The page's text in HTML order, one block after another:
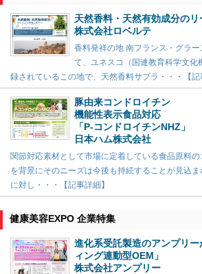
天然香料・天然有効成分の
株式会社ロベルテ
香料発祥の地 南フランス・グラ
て、ユネスコ（国連教育科学文化
録されているこの地で、天然香料サプラ・・・【記
豚由来コンドロイチン
機能性表示食品対応
「P-コンドロイチンNHZ」
日本ハム株式会社
関節対応素材として市場に定着している食品原料
を背景にそのニーズは今後も持続することが見込
に対し・・・【記事詳細】
健康美容EXPO 企業特集
進化系受託製造のアンプリ
ィング連動型OEM」
株式会社アンプリー